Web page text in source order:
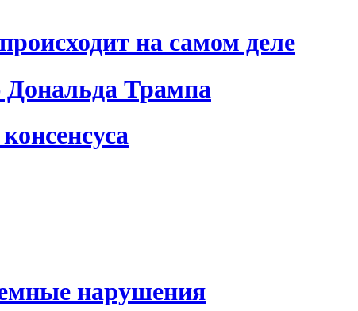
на самом деле
Трампа
нарушения